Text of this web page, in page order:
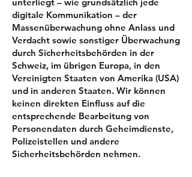
digitale Kommunikation – der
Massenüberwachung ohne Anlass und
Verdacht sowie sonstiger Überwachung
durch Sicherheitsbehörden in der
Schweiz, im übrigen Europa, in den
Vereinigten Staaten von Amerika (USA)
und in anderen Staaten. Wir können
keinen direkten Einfluss auf die
entsprechende Bearbeitung von
Personendaten durch Geheimdienste,
Polizeistellen und andere
Sicherheitsbehörden nehmen.